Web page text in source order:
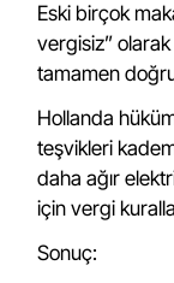
Eski birçok
vergisiz”
tamamen
Hollanda
teşvikleri
daha ağır
için vergi
Sonuç: